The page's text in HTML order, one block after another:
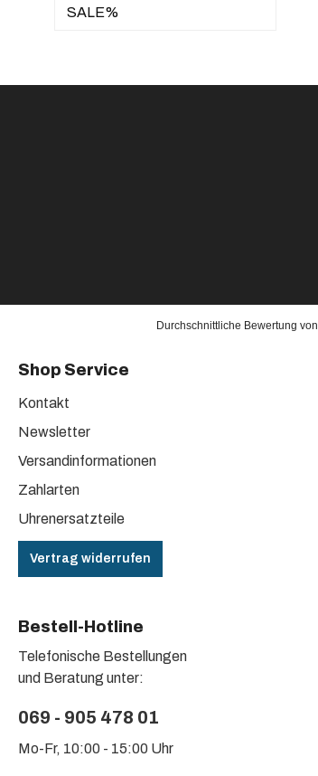
SALE%
Durchschnittliche Bewertung von
Shop Service
Kontakt
Newsletter
Versandinformationen
Zahlarten
Uhrenersatzteile
Vertrag widerrufen
Bestell-Hotline
Telefonische Bestellungen
und Beratung unter:
069 - 905 478 01
Mo-Fr, 10:00 - 15:00 Uhr